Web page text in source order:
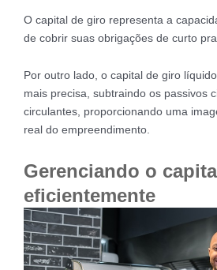
O capital de giro representa a
de cobrir suas obrigações de curto
Por outro lado, o capital de giro
mais precisa, subtraindo os passivos
circulantes, proporcionando uma
real do empreendimento.
Gerenciando o
eficientemente